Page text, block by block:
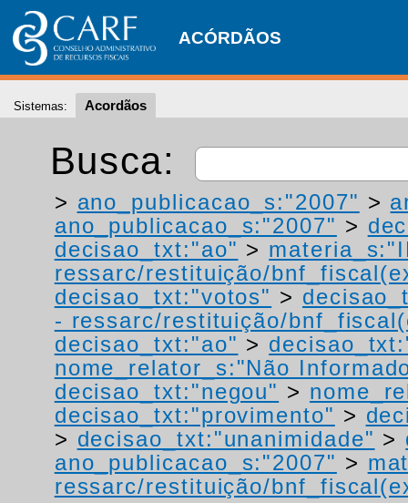
ACÓRDÃOS
Sistemas: Acordãos
Busca:
> ano_publicacao_s:"2007" >
ano_publicacao_s:"2007" >
decisao_txt:"ao" >
ressarc/restituição/
decisao_txt:"votos" >
- ressarc/restituição/
decisao_txt:"ao" >
nome_relator_s:"Não
decisao_txt:"negou" >
decisao_txt:"provimento" >
> decisao_txt:"unanimidade" >
ano_publicacao_s:"2007" >
ressarc/restituição/